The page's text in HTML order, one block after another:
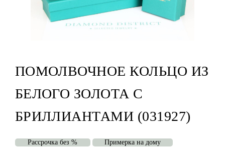
ПОМОЛВОЧНОЕ КОЛЬЦО ИЗ
БЕЛОГО ЗОЛОТА С
БРИЛЛИАНТАМИ (031927)
Рассрочка без % Примерка на дому